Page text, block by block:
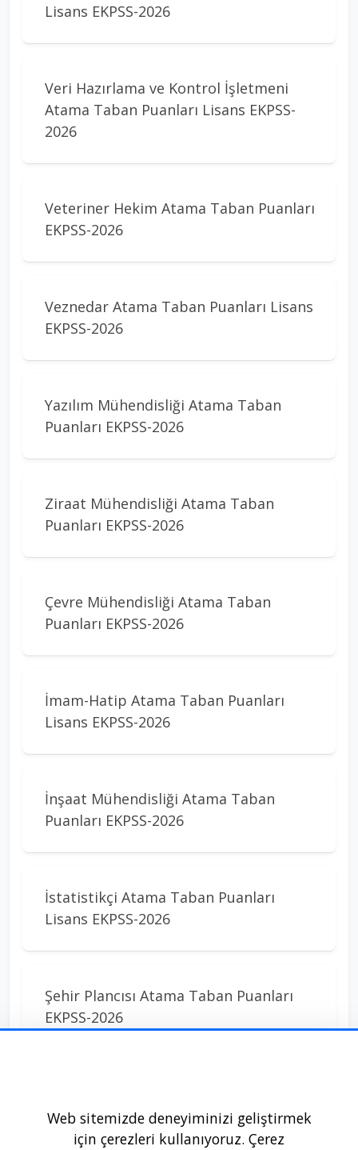
Lisans EKPSS-2026
Veri Hazırlama ve Kontrol İşletmeni
Atama Taban Puanları Lisans EKPSS-
2026
Veteriner Hekim Atama Taban Puanları
EKPSS-2026
Veznedar Atama Taban Puanları Lisans
EKPSS-2026
Yazılım Mühendisliği Atama Taban
Puanları EKPSS-2026
Ziraat Mühendisliği Atama Taban
Puanları EKPSS-2026
Çevre Mühendisliği Atama Taban
Puanları EKPSS-2026
İmam-Hatip Atama Taban Puanları
Lisans EKPSS-2026
İnşaat Mühendisliği Atama Taban
Puanları EKPSS-2026
İstatistikçi Atama Taban Puanları
Lisans EKPSS-2026
Şehir Plancısı Atama Taban Puanları
EKPSS-2026
Web sitemizde deneyiminizi geliştirmek
için çerezleri kullanıyoruz. Çerez